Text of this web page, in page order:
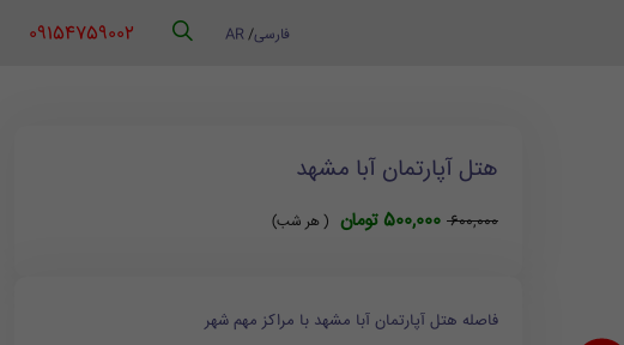
فارسی/
AR
‪ 09154759002
هتل آپارتمان آبا مشهد
600,000 500,000 تومان ( هر شب)
فاصله هتل آپارتمان آبا مشهد با مراکز مهم شهر